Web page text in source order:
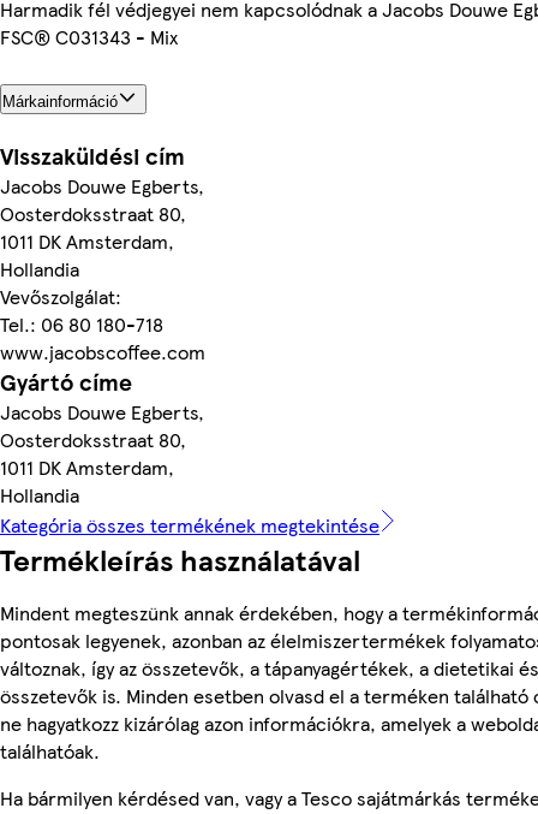
Harmadik fél védjegyei nem kapcsolódnak a Jacobs Douwe
FSC® C031343 - Mix
Márkainformáció
Visszaküldési cím
Jacobs Douwe Egberts,
Oosterdoksstraat 80,
1011 DK Amsterdam,
Hollandia
Vevőszolgálat:
Tel.: 06 80 180-718
www.jacobscoffee.com
Gyártó címe
Jacobs Douwe Egberts,
Oosterdoksstraat 80,
1011 DK Amsterdam,
Hollandia
Kategória összes termékének megtekintése
Termékleírás használatával
Mindent megteszünk annak érdekében, hogy a
pontosak legyenek, azonban az élelmiszertermékek
változnak, így az összetevők, a tápanyagértékek, a dietetikai
összetevők is. Minden esetben olvasd el a terméken található
ne hagyatkozz kizárólag azon információkra, amelyek a
találhatóak.
Ha bármilyen kérdésed van, vagy a Tesco sajátmárkás